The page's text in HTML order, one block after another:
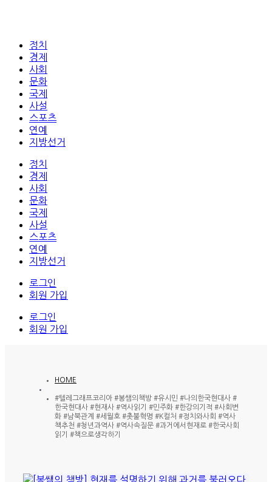
정치
경제
사회
문화
국제
사설
스포츠
연예
지방선거
정치
경제
사회
문화
국제
사설
스포츠
연예
지방선거
로그인
회원 가입
로그인
회원 가입
HOME
#텔레그래프코리아 #봉쌤의책방 #유시민 #나의한국현대사 #
한국현대사 #현재사 #역사읽기 #민주화 #한강의기적 #사회변
화 #남북관계 #세월호 #촛불혁명 #K컬처 #정치와사회 #역사
책추천 #청년과역사 #역사속질문 #과거에서현재로 #한국사회
읽기 #책으로생각하기